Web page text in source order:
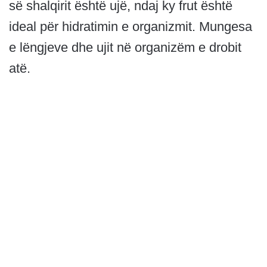
së shalqirit është ujë, ndaj ky frut është
ideal për hidratimin e organizmit. Mungesa
e lëngjeve dhe ujit në organizëm e drobit
atë.